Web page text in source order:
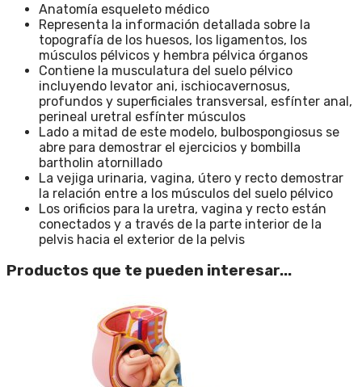
Anatomía esqueleto médico
Representa la información detallada sobre la
topografía de los huesos, los ligamentos, los
músculos pélvicos y hembra pélvica órganos
Contiene la musculatura del suelo pélvico
incluyendo levator ani, ischiocavernosus,
profundos y superficiales transversal, esfínter anal,
perineal uretral esfínter músculos
Lado a mitad de este modelo, bulbospongiosus se
abre para demostrar el ejercicios y bombilla
bartholin atornillado
La vejiga urinaria, vagina, útero y recto demostrar
la relación entre a los músculos del suelo pélvico
Los orificios para la uretra, vagina y recto están
conectados y a través de la parte interior de la
pelvis hacia el exterior de la pelvis
Productos que te pueden interesar...